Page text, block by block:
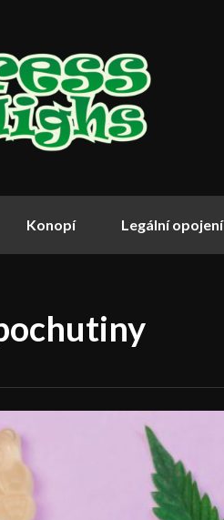
Konopí Legální opojení